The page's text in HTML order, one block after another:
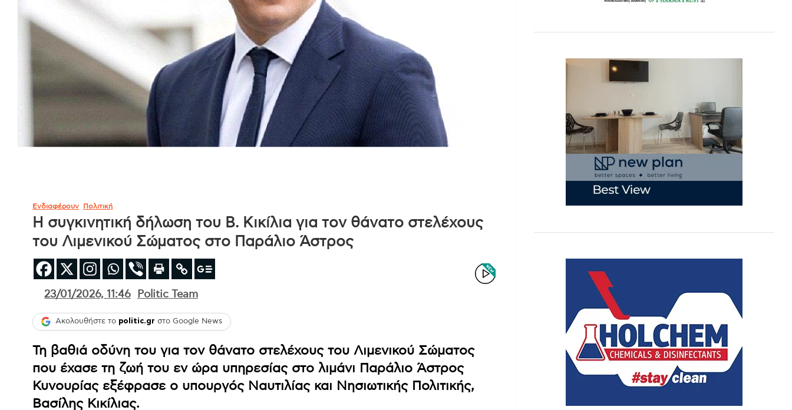
Ενδιαφέρουν Πολιτική
Η συγκινητική δήλωση του Β. Κικίλια για τον θάνατο στελέχους
του Λιμενικού Σώματος στο Παράλιο Άστρος
23/01/2026, 11:46 Politic Team
Ακολουθήστε το politic.gr στο Google News
Τη βαθιά οδύνη του για τον θάνατο στελέχους του Λιμενικού Σώματος
που έχασε τη ζωή του εν ώρα υπηρεσίας στο λιμάνι Παράλιο Άστρος
Κυνουρίας εξέφρασε ο υπουργός Ναυτιλίας και Νησιωτικής Πολιτικής,
Βασίλης Κικίλιας.